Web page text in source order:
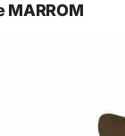
MARROM